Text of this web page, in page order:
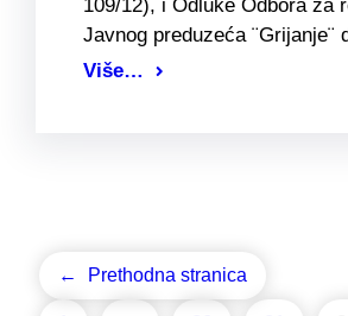
109/12), i Odluke Odbora za
Javnog preduzeća ¨Grijanje¨
Više…
← Prethodna stranica